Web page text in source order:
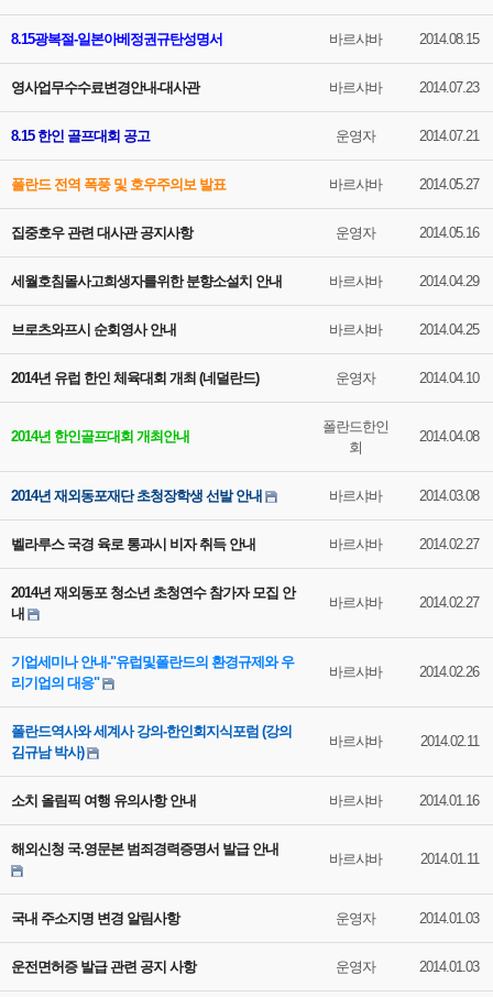
8.15광복절-일본아베정권규탄성명서 바르샤바 2014.08.15
영사업무수수료변경안내-대사관 바르샤바 2014.07.23
8.15 한인 골프대회 공고 운영자 2014.07.21
폴란드 전역 폭풍 및 호우주의보 발표 바르샤바 2014.05.27
집중호우 관련 대사관 공지사항 운영자 2014.05.16
세월호침몰사고희생자를위한 분향소설치 안내 바르샤바 2014.04.29
브로츠와프시 순회영사 안내 바르샤바 2014.04.25
2014년 유럽 한인 체육대회 개최 (네덜란드) 운영자 2014.04.10
2014년 한인골프대회 개최안내
폴란드한인
회
2014.04.08
2014년 재외동포재단 초청장학생 선발 안내 바르샤바 2014.03.08
벨라루스 국경 육로 통과시 비자 취득 안내 바르샤바 2014.02.27
2014년 재외동포 청소년 초청연수 참가자 모집 안
내
바르샤바 2014.02.27
기업세미나 안내-"유럽및폴란드의 환경규제와 우
리기업의 대응"
바르샤바 2014.02.26
폴란드역사와 세계사 강의-한인회지식포럼 (강의
김규남 박사)
바르샤바 2014.02.11
소치 올림픽 여행 유의사항 안내 바르샤바 2014.01.16
해외신청 국.영문본 범죄경력증명서 발급 안내
바르샤바 2014.01.11
국내 주소지명 변경 알림사항 운영자 2014.01.03
운전면허증 발급 관련 공지 사항 운영자 2014.01.03